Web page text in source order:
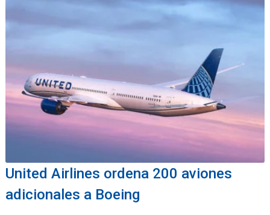
United Airlines ordena 200 aviones
adicionales a Boeing